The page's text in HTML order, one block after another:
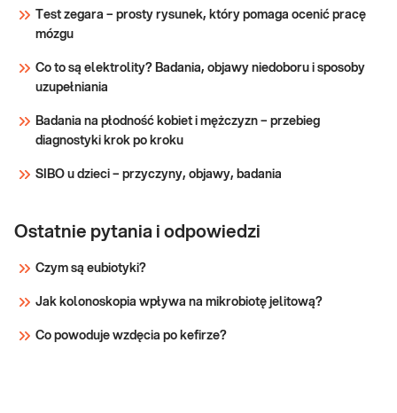
Test zegara – prosty rysunek, który pomaga ocenić pracę
mózgu
Co to są elektrolity? Badania, objawy niedoboru i sposoby
uzupełniania
Badania na płodność kobiet i mężczyzn – przebieg
diagnostyki krok po kroku
SIBO u dzieci – przyczyny, objawy, badania
Ostatnie pytania i odpowiedzi
Czym są eubiotyki?
Jak kolonoskopia wpływa na mikrobiotę jelitową?
Co powoduje wzdęcia po kefirze?